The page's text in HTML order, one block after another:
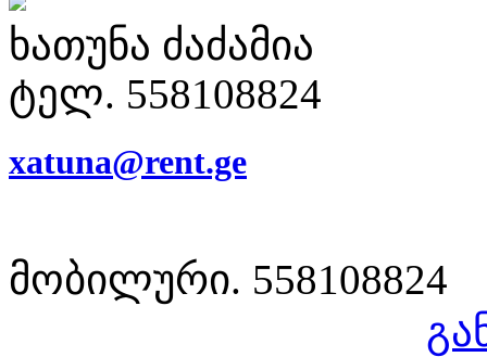
ხათუნა ძაძამია
ტელ. 558108824
xatuna@rent.ge
მობილური. 558108824